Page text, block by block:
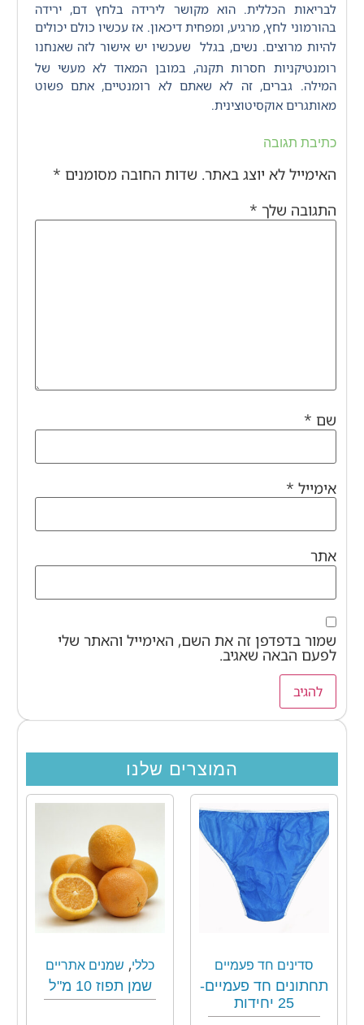
המוצרים שלנו
סדינים חד פעמיים
תחתונים חד פעמיים-
25 יחידות
כללי, שמנים אתריים
שמן תפוז 10 מ"ל
לבריאות הכללית. הוא מקושר לירידה בלחץ דם, ירידה
בהורמוני לחץ, מרגיע, ומפחית דיכאון. אז עכשיו כולם יכולים
להיות מרוצים. נשים, בגלל
שעכשיו יש אישור לזה שאנחנו
רומנטיקניות חסרות תקנה, במובן המאוד לא מעשי של
המילה. גברים, זה לא שאתם לא רומנטיים, אתם פשוט
מאותגרים אוקסיטוצינית.
כתיבת תגובה
האימייל לא יוצג באתר. שדות החובה מסומנים *
התגובה שלך *
שם *
אימייל *
אתר
שמור בדפדפן זה את השם, האימייל והאתר שלי
לפעם הבאה שאגיב.